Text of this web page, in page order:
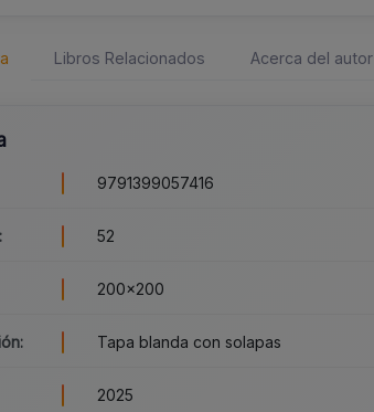
Libros Relacionados Acerca del autor
9791399057416
52
200x200
Tapa blanda con solapas
2025